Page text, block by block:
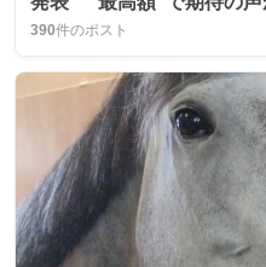
390件のポスト